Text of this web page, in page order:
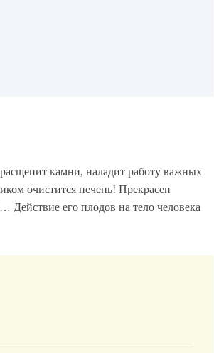
камни, наладит работу важных
очистится печень! Прекрасен
его плодов на тело человека